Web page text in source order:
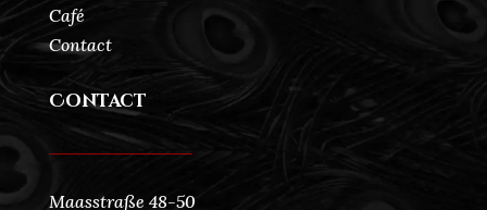
Café
Contact
Contact
Maasstraße 48-50